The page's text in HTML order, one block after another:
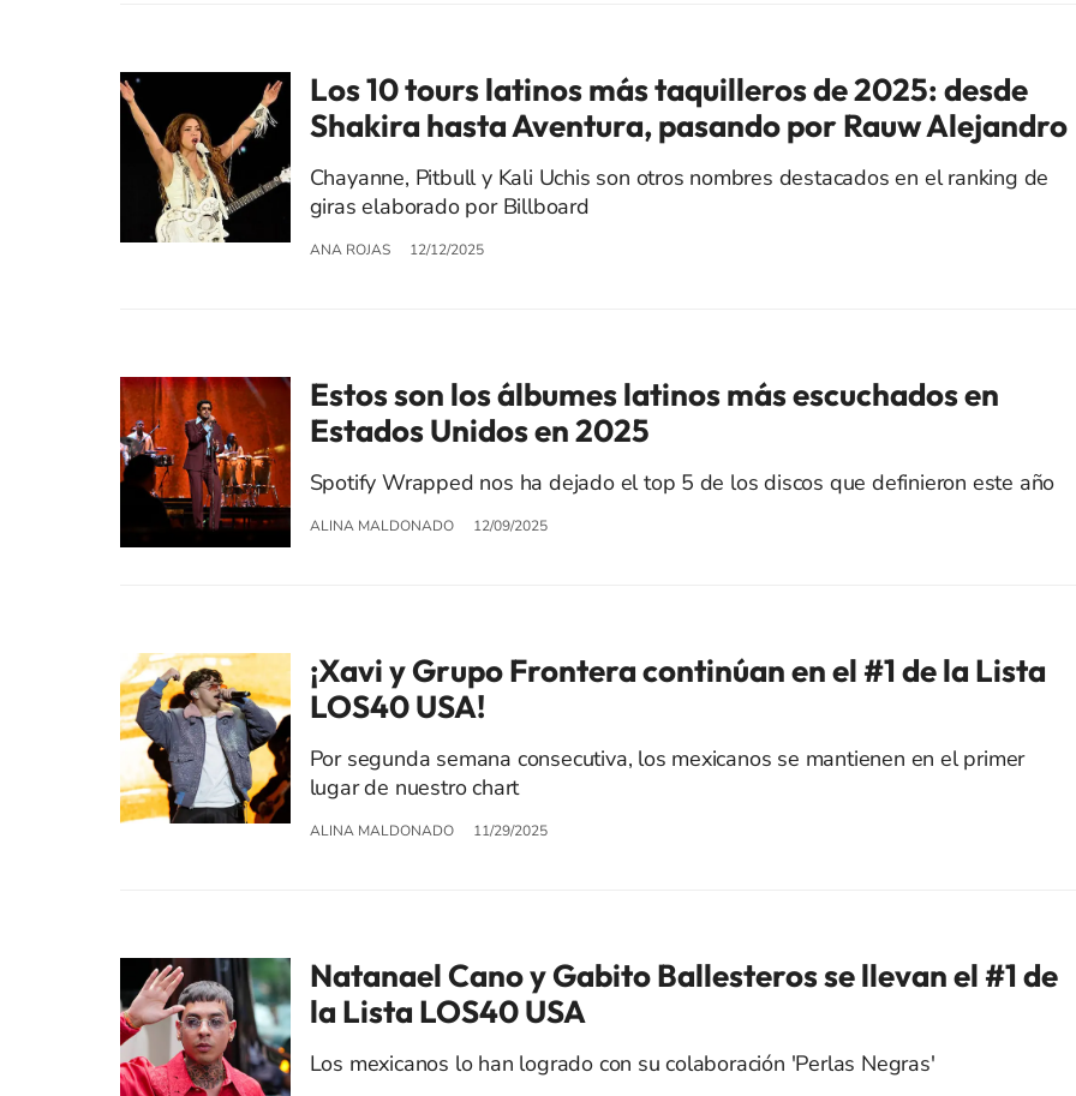
Los 10 tours latinos más taquilleros de 2025: desde
Shakira hasta Aventura, pasando por Rauw Alejandro
Chayanne, Pitbull y Kali Uchis son otros nombres destacados en el ranking de
giras elaborado por Billboard
ANA ROJAS 12/12/2025
Estos son los álbumes latinos más escuchados en
Estados Unidos en 2025
Spotify Wrapped nos ha dejado el top 5 de los discos que definieron este año
ALINA MALDONADO 12/09/2025
¡Xavi y Grupo Frontera continúan en el #1 de la Lista
LOS40 USA!
Por segunda semana consecutiva, los mexicanos se mantienen en el primer
lugar de nuestro chart
ALINA MALDONADO 11/29/2025
Natanael Cano y Gabito Ballesteros se llevan el #1 de
la Lista LOS40 USA
Los mexicanos lo han logrado con su colaboración 'Perlas Negras'